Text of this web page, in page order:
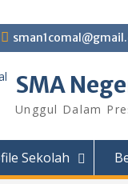
SMA
Unggul Dalam
Sekolah